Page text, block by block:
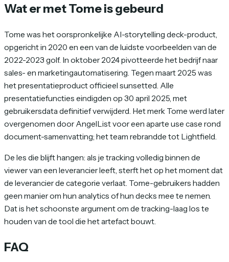
Wat er met Tome is gebeurd
Tome was het oorspronkelijke AI-storytelling deck-product,
opgericht in 2020 en een van de luidste voorbeelden van de
2022-2023 golf. In oktober 2024 pivotteerde het bedrijf naar
sales- en marketingautomatisering. Tegen maart 2025 was
het presentatieproduct officieel sunsetted. Alle
presentatiefuncties eindigden op 30 april 2025, met
gebruikersdata definitief verwijderd. Het merk Tome werd later
overgenomen door AngelList voor een aparte use case rond
document-samenvatting; het team rebrandde tot Lightfield.
De les die blijft hangen: als je tracking volledig binnen de
viewer van een leverancier leeft, sterft het op het moment dat
de leverancier de categorie verlaat. Tome-gebruikers hadden
geen manier om hun analytics of hun decks mee te nemen.
Dat is het schoonste argument om de tracking-laag los te
houden van de tool die het artefact bouwt.
FAQ